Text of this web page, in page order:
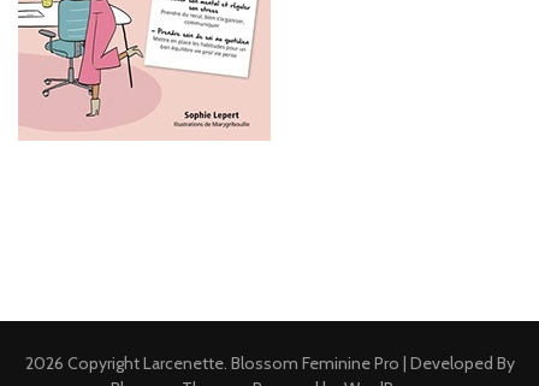
2026 CopyrightLarcenette. Blossom Feminine Pro | Developed By